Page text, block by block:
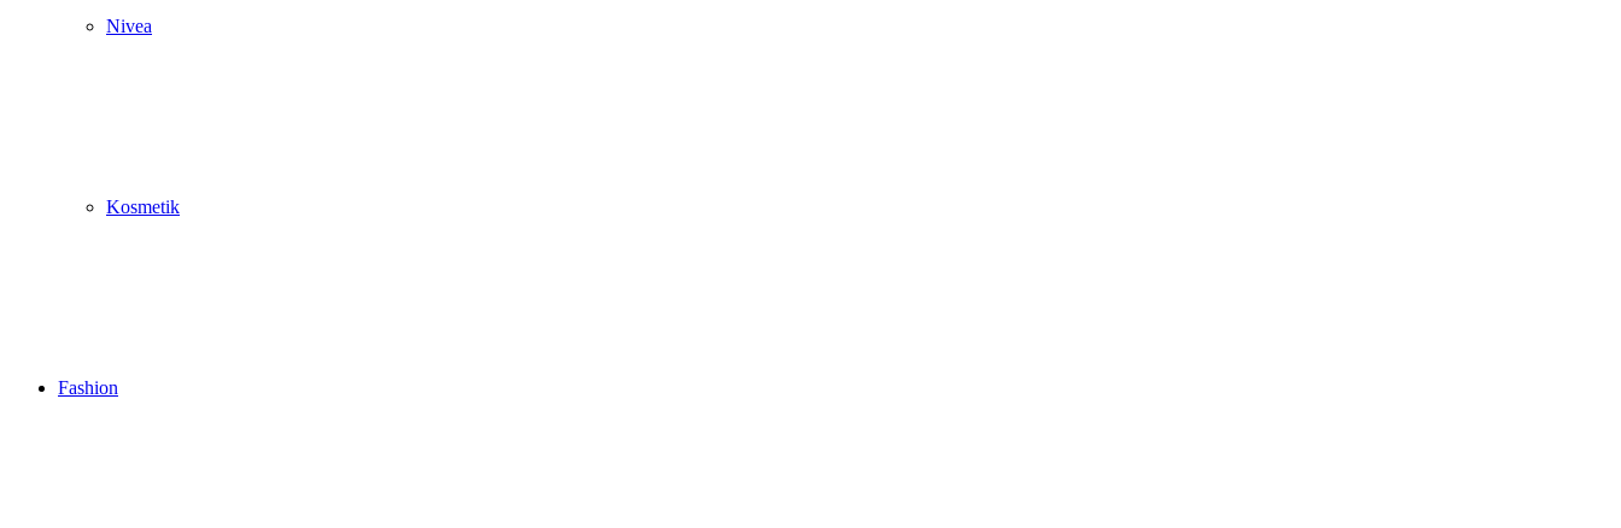
Nivea
Kosmetik
Fashion